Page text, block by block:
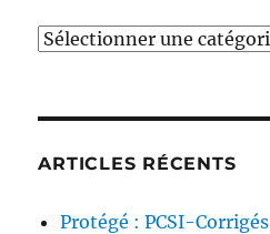
liste
ARTICLES RÉCENTS
Protégé : PCSI-Corrigés